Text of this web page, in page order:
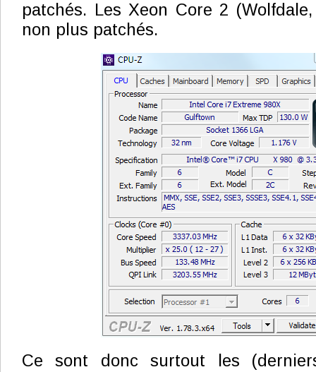
patchés. Les Xeon Core 2
non plus patchés.
Ce sont donc surtout les